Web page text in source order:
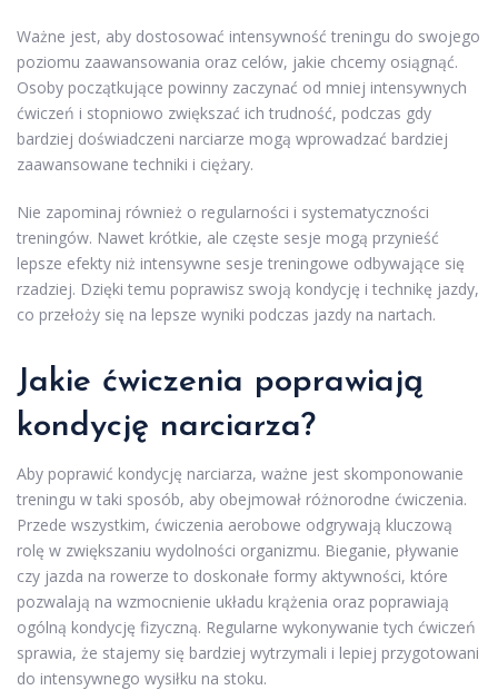
Ważne jest, aby dostosować intensywność treningu do swojego
poziomu zaawansowania oraz celów, jakie chcemy osiągnąć.
Osoby początkujące powinny zaczynać od mniej intensywnych
ćwiczeń i stopniowo zwiększać ich trudność, podczas gdy
bardziej doświadczeni narciarze mogą wprowadzać bardziej
zaawansowane techniki i ciężary.
Nie zapominaj również o regularności i systematyczności
treningów. Nawet krótkie, ale częste sesje mogą przynieść
lepsze efekty niż intensywne sesje treningowe odbywające się
rzadziej. Dzięki temu poprawisz swoją kondycję i technikę jazdy,
co przełoży się na lepsze wyniki podczas jazdy na nartach.
Jakie ćwiczenia poprawiają
kondycję narciarza?
Aby poprawić kondycję narciarza, ważne jest skomponowanie
treningu w taki sposób, aby obejmował różnorodne ćwiczenia.
Przede wszystkim, ćwiczenia aerobowe odgrywają kluczową
rolę w zwiększaniu wydolności organizmu. Bieganie, pływanie
czy jazda na rowerze to doskonałe formy aktywności, które
pozwalają na wzmocnienie układu krążenia oraz poprawiają
ogólną kondycję fizyczną. Regularne wykonywanie tych ćwiczeń
sprawia, że stajemy się bardziej wytrzymali i lepiej przygotowani
do intensywnego wysiłku na stoku.